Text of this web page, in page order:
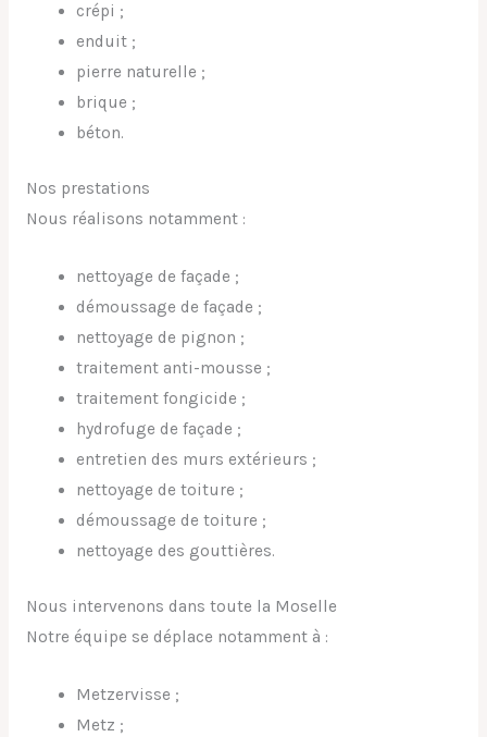
crépi ;
enduit ;
pierre naturelle ;
brique ;
béton.
Nos prestations
Nous réalisons notamment :
nettoyage de façade ;
démoussage de façade ;
nettoyage de pignon ;
traitement anti-mousse ;
traitement fongicide ;
hydrofuge de façade ;
entretien des murs extérieurs ;
nettoyage de toiture ;
démoussage de toiture ;
nettoyage des gouttières.
Nous intervenons dans toute la Moselle
Notre équipe se déplace notamment à :
Metzervisse ;
Metz ;